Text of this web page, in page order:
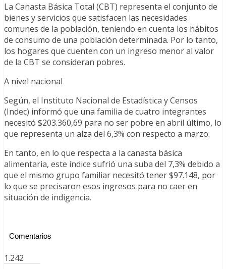
La Canasta Básica Total (CBT) representa el conjunto de
bienes y servicios que satisfacen las necesidades
comunes de la población, teniendo en cuenta los hábitos
de consumo de una población determinada. Por lo tanto,
los hogares que cuenten con un ingreso menor al valor
de la CBT se consideran pobres.
A nivel nacional
Según, el Instituto Nacional de Estadística y Censos
(Indec) informó que una familia de cuatro integrantes
necesitó $203.360,69 para no ser pobre en abril último, lo
que representa un alza del 6,3% con respecto a marzo.
En tanto, en lo que respecta a la canasta básica
alimentaria, este índice sufrió una suba del 7,3% debido a
que el mismo grupo familiar necesitó tener $97.148, por
lo que se precisaron esos ingresos para no caer en
situación de indigencia.
Comentarios
1.242